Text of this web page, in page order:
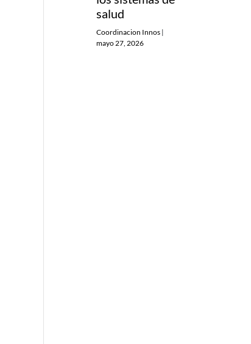
salud
Coordinacion Innos |
mayo 27, 2026